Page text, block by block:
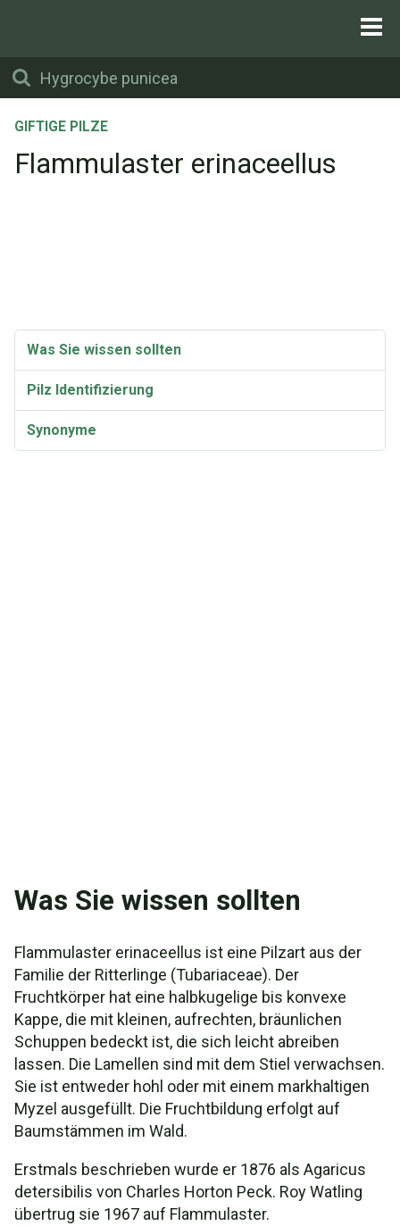
GIFTIGE PILZE
Flammulaster erinaceellus
Was Sie wissen sollten
Pilz Identifizierung
Synonyme
Was Sie wissen sollten
Flammulaster erinaceellus ist eine Pilzart aus der
Familie der Ritterlinge (Tubariaceae). Der
Fruchtkörper hat eine halbkugelige bis konvexe
Kappe, die mit kleinen, aufrechten, bräunlichen
Schuppen bedeckt ist, die sich leicht abreiben
lassen. Die Lamellen sind mit dem Stiel verwachsen.
Sie ist entweder hohl oder mit einem markhaltigen
Myzel ausgefüllt. Die Fruchtbildung erfolgt auf
Baumstämmen im Wald.
Erstmals beschrieben wurde er 1876 als Agaricus
detersibilis von Charles Horton Peck. Roy Watling
übertrug sie 1967 auf Flammulaster.